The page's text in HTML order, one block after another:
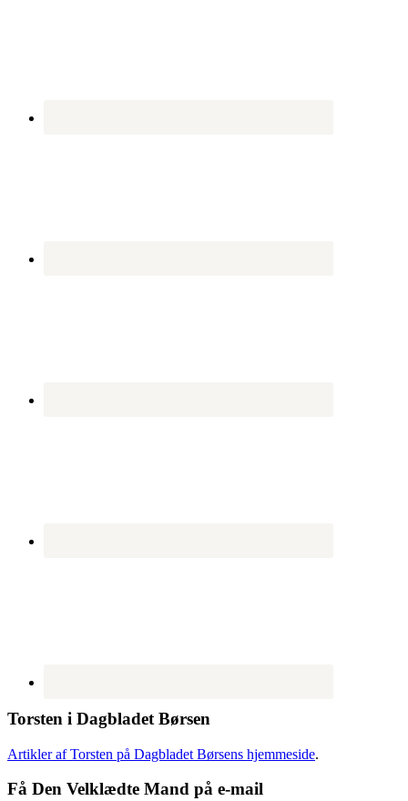
Torsten i Dagbladet Børsen
Artikler af Torsten på Dagbladet Børsens hjemmeside.
Få Den Velklædte Mand på e-mail